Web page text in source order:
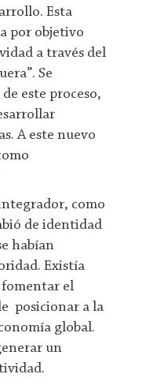
Esta
por objetivo
a través del
Se
este proceso,
A este nuevo
como
de identidad
habían
Existía
fomentar el
posicionar a la
global.
un